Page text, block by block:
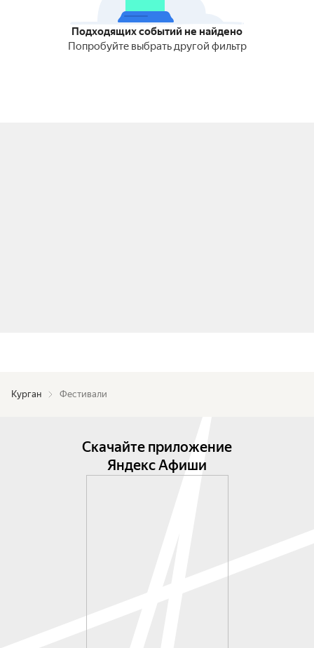
Подходящих событий не найдено
Попробуйте выбрать другой фильтр
Курган Фестивали
Скачайте приложение
Яндекс Афиши